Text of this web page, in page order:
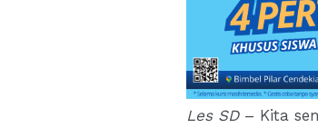
Les SD– Kita